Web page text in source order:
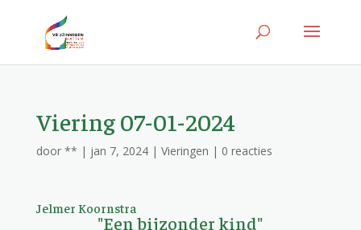
Viering 07-01-2024
door ** | jan 7, 2024| Vieringen | 0 reacties
Jelmer Koornstra
"Een bijzonder kind"